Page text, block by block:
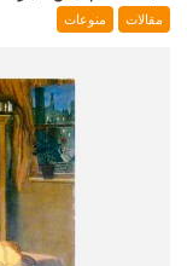
مقالات منوعات